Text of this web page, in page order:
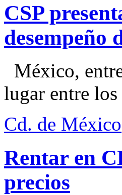
CSP
desempeño
México,
lugar entre los
Cd. de México
Rentar en
precios